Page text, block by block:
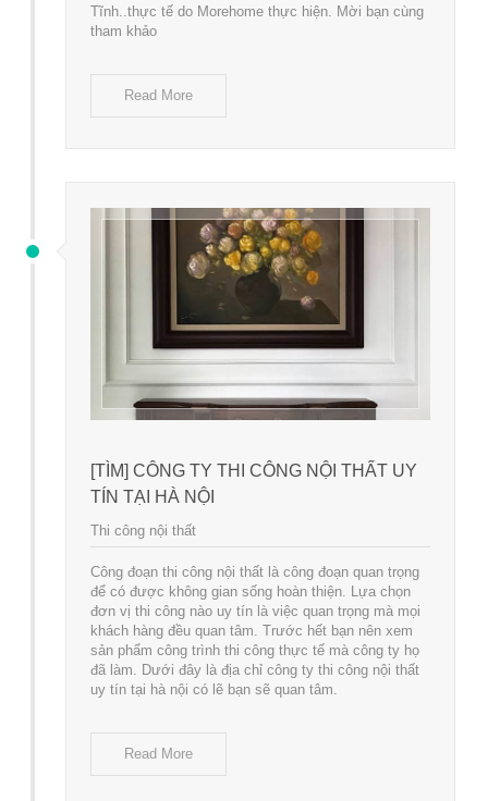
Tĩnh..thực tế do Morehome thực hiện. Mời bạn cùng
tham khảo
Read More
[TÌM] CÔNG TY THI CÔNG NỘI THẤT UY
TÍN TẠI HÀ NỘI
Thi công nội thất
Công đoạn thi công nội thất là công đoạn quan trọng
để có được không gian sống hoàn thiện. Lựa chọn
đơn vị thi công nào uy tín là việc quan trọng mà mọi
khách hàng đều quan tâm. Trước hết bạn nên xem
sản phẩm công trình thi công thực tế mà công ty họ
đã làm. Dưới đây là địa chỉ công ty thi công nội thất
uy tín tại hà nội có lẽ bạn sẽ quan tâm.
Read More